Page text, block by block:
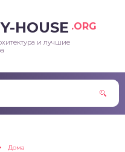
HOUSE .ORG
и лучшие
Дома